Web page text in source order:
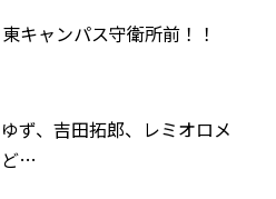
衛所前！！
ず、吉田拓郎、レミオロメ
ど…